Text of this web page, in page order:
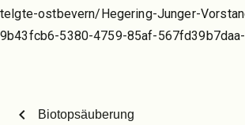
telgte-ostbevern/Hegering-Junger-
9b43fcb6-5380-4759-85af-
chevron_left Biotopsäuberung